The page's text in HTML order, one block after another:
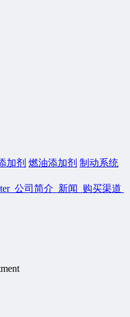
加剂 燃油添加剂 制动系统
公司简介 新闻
购买渠道